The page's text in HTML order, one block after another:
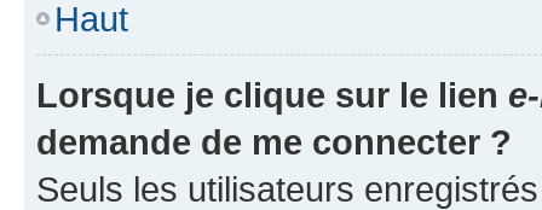
Haut
Lorsque je clique sur le lien
demande de me connecter ?
Seuls les utilisateurs